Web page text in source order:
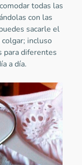
todas las
con las
sacarle el
incluso
para diferentes
a día.